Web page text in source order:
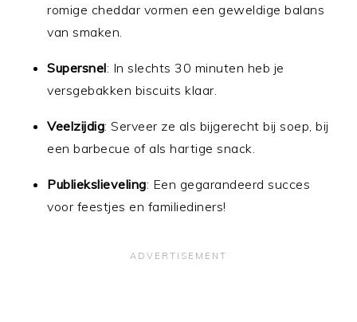
romige cheddar vormen een geweldige balans
van smaken.
Supersnel: In slechts 30 minuten heb je
versgebakken biscuits klaar.
Veelzijdig: Serveer ze als bijgerecht bij soep, bij
een barbecue of als hartige snack.
Publiekslieveling: Een gegarandeerd succes
voor feestjes en familiediners!